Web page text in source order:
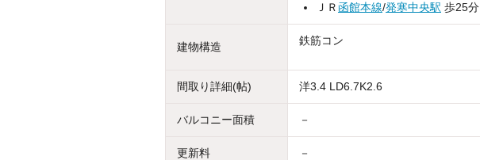
ＪＲ函館本線/発寒中央駅 歩25分
建物構造 鉄筋コン
間取り詳細(帖) 洋3.4 LD6.7K2.6
バルコニー面積 －
更新料 －